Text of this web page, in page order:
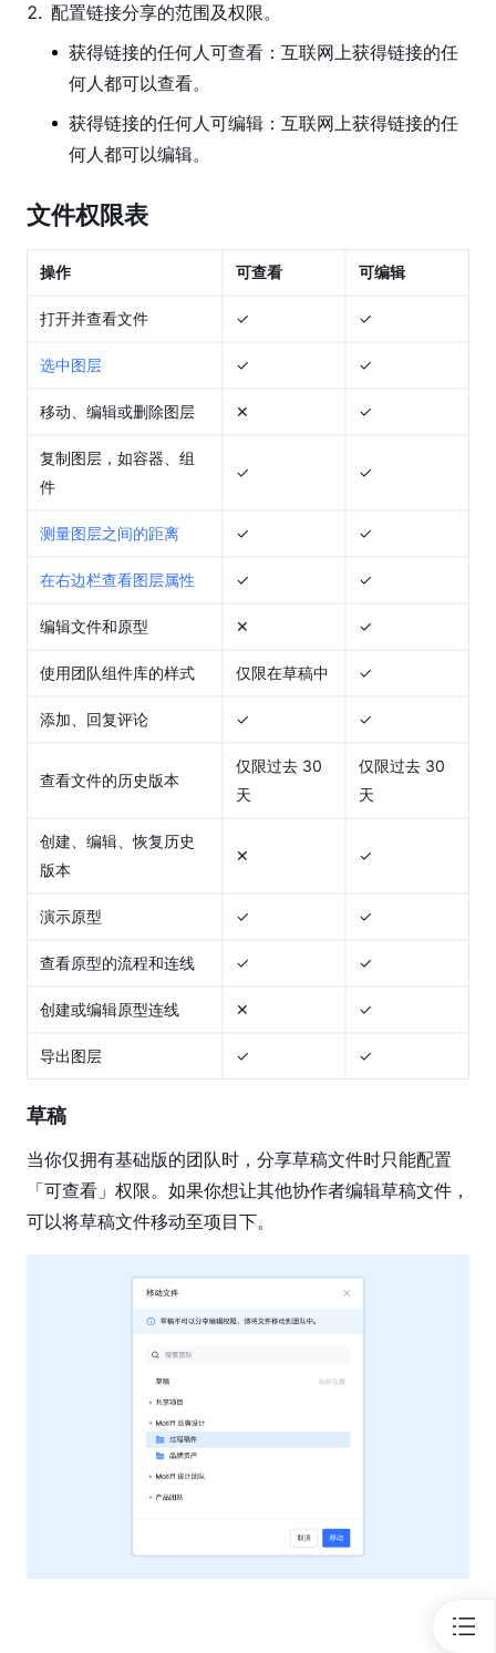
享
项
目
分
享
件
转
件
项
目
基
权
业
权
业
权
限
单
管
企
业
版
客
户
端
常
2. 配置链接分享的范围及权限。
获得链接的任何人可查看：互联网上获得链接的任
何人都可以查看。
获得链接的任何人可编辑：互联网上获得链接的任
何人都可以编辑。
文件权限表
操作 可查看 可编辑
打开并查看文件 ✓ ✓
选中图层 ✓ ✓
移动、编辑或删除图层 ✕ ✓
复制图层，如容器、组
件
✓ ✓
测量图层之间的距离 ✓ ✓
在右边栏查看图层属性 ✓ ✓
编辑文件和原型 ✕ ✓
使用团队组件库的样式 仅限在草稿中 ✓
添加、回复评论 ✓ ✓
查看文件的历史版本
仅限过去 30
天
仅限过去 30
天
创建、编辑、恢复历史
版本
✕ ✓
演示原型 ✓ ✓
查看原型的流程和连线 ✓ ✓
创建或编辑原型连线 ✕ ✓
导出图层 ✓ ✓
草稿
当你仅拥有基础版的团队时，分享草稿文件时只能配置
「可查看」权限。如果你想让其他协作者编辑草稿文件，
可以将草稿文件移动至项目下。